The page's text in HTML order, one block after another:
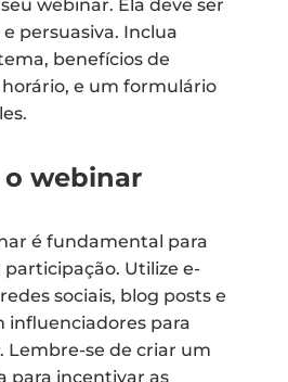
webinar. Ela deve ser
persuasiva. Inclua
benefícios de
e um formulário
o webinar
é fundamental para
Utilize e-
sociais, blog posts e
influenciadores para
Lembre-se de criar um
para incentivar as